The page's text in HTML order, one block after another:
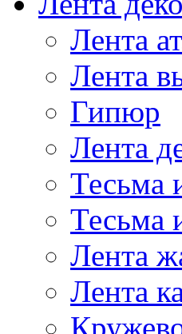
Лента
Лента
Гипюр
Лента
Тесьма
Тесьма
Лента
Лента